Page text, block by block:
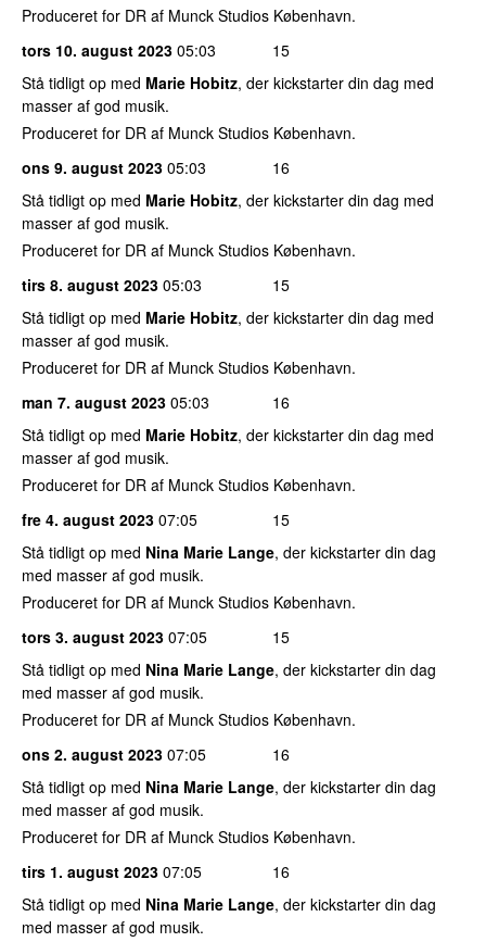
Produceret for DR af Munck Studios København.
tors 10. august 2023 05:03
15
Stå tidligt op med Marie Hobitz, der kickstarter din dag med
masser af god musik.
Produceret for DR af Munck Studios København.
ons 9. august 2023 05:03
16
Stå tidligt op med Marie Hobitz, der kickstarter din dag med
masser af god musik.
Produceret for DR af Munck Studios København.
tirs 8. august 2023 05:03
15
Stå tidligt op med Marie Hobitz, der kickstarter din dag med
masser af god musik.
Produceret for DR af Munck Studios København.
man 7. august 2023 05:03
16
Stå tidligt op med Marie Hobitz, der kickstarter din dag med
masser af god musik.
Produceret for DR af Munck Studios København.
fre 4. august 2023 07:05
15
Stå tidligt op med Nina Marie Lange, der kickstarter din dag
med masser af god musik.
Produceret for DR af Munck Studios København.
tors 3. august 2023 07:05
15
Stå tidligt op med Nina Marie Lange, der kickstarter din dag
med masser af god musik.
Produceret for DR af Munck Studios København.
ons 2. august 2023 07:05
16
Stå tidligt op med Nina Marie Lange, der kickstarter din dag
med masser af god musik.
Produceret for DR af Munck Studios København.
tirs 1. august 2023 07:05
16
Stå tidligt op med Nina Marie Lange, der kickstarter din dag
med masser af god musik.